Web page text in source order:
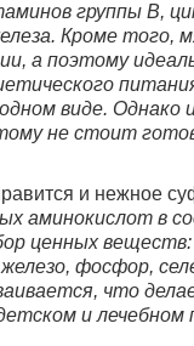
группы В,
Кроме того,
а поэтому
виде. Однако
не стоит
и нежное
аминокислот в
ценных
фосфор,
что
и лечебном